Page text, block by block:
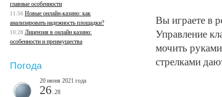
Вы играете в
Управление
мочить
стрелками
главные особенности
11:56 Новые онлайн-казино: как
анализировать надежность площадки?
10:28 Лицензия в онлайн казино:
особенности и преимущества
Погода
20 июня 2021 года
26 ..28